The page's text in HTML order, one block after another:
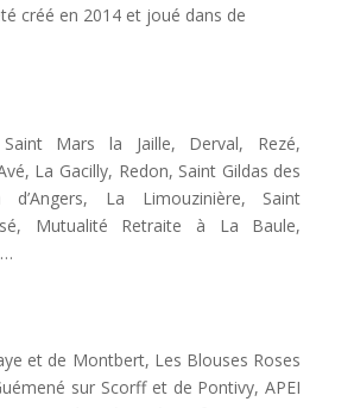
créé en 2014 et joué dans de
Saint Mars la Jaille, Derval, Rezé,
La Gacilly, Redon, Saint Gildas des
La Limouzinière, Saint
Mutualité Retraite à La Baule,
et de Montbert, Les Blouses Roses
sur Scorff et de Pontivy, APEI